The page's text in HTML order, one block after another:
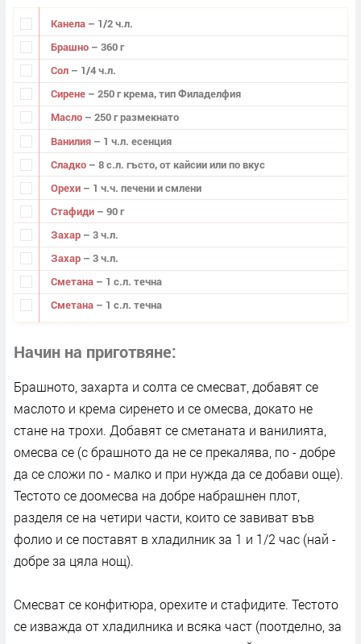
Канела – 1/2 ч.л.
Брашно – 360 г
Сол – 1/4 ч.л.
Сирене – 250 г крема, тип Филаделфия
Масло – 250 г размекнато
Ванилия – 1 ч.л. есенция
Сладко – 8 с.л. гъсто, от кайсии или по вкус
Орехи – 1 ч.ч. печени и смлени
Стафиди – 90 г
Захар – 3 ч.л.
Захар – 3 ч.л.
Сметана – 1 с.л. течна
Сметана – 1 с.л. течна
Начин на приготвяне
Брашното, захарта и солта се смесват, добавят се
маслото и крема сиренето и се омесва, докато не
стане на трохи. Добавят се сметаната и ванилията,
омесва се (с брашното да не се прекалява, по - добре
да се сложи по - малко и при нужда да се добави още).
Тестото се доомесва на добре набрашнен плот,
разделя се на четири части, които се завиват във
фолио и се поставят в хладилник за 1 и 1/2 час (най -
добре за цяла нощ).
Смесват се конфитюра, орехите и стафидите. Тестото
се изважда от хладилника и всяка част (поотделно, за